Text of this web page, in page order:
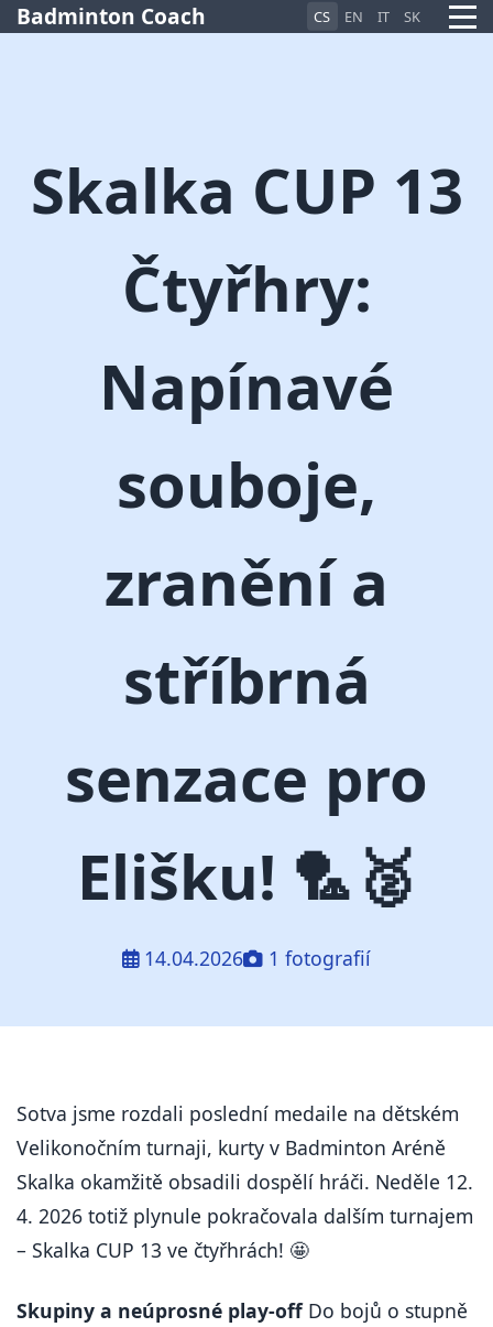
Badminton Coach CS EN IT SK
Skalka CUP 13
Čtyřhry:
Napínavé
souboje,
zranění a
stříbrná
senzace pro
Elišku! 🏸🥈
14.04.2026 1 fotografií
Sotva jsme rozdali poslední medaile na dětském
Velikonočním turnaji, kurty v Badminton Aréně
Skalka okamžitě obsadili dospělí hráči. Neděle 12.
4. 2026 totiž plynule pokračovala dalším turnajem
– Skalka CUP 13 ve čtyřhrách! 🤩
Skupiny a neúprosné play-offDo bojů o stupně